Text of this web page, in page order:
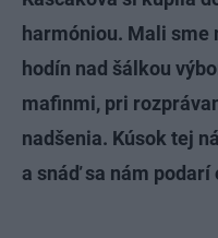
harmóniou. Mali sme
hodín nad šálkou
mafinmi, pri
nadšenia. Kúsok tej
a snáď sa nám